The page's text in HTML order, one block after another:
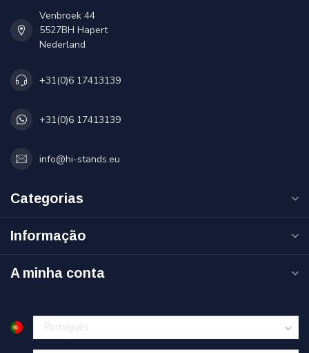
Venbroek 44
5527BH Hapert
Nederland
+31(0)6 17413139
+31(0)6 17413139
info@hi-stands.eu
Categorias
Informação
A minha conta